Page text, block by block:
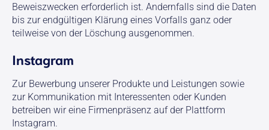
Beweiszwecken erforderlich ist. Andernfalls sind die Daten
bis zur endgültigen Klärung eines Vorfalls ganz oder
teilweise von der Löschung ausgenommen.
Instagram
Zur Bewerbung unserer Produkte und Leistungen sowie
zur Kommunikation mit Interessenten oder Kunden
betreiben wir eine Firmenpräsenz auf der Plattform
Instagram.